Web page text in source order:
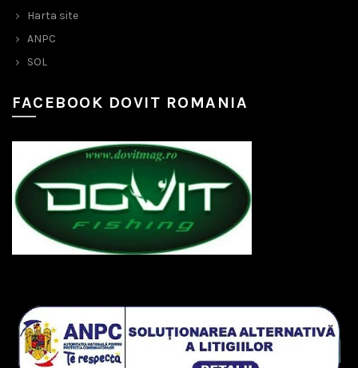
Harta site
ANPC
SOL
FACEBOOK DOVIT ROMANIA